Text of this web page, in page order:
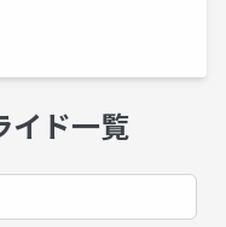
イド一覧